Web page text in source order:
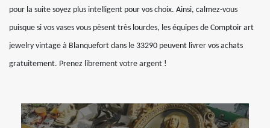
pour la suite soyez plus intelligent pour vos choix. Ainsi, calmez-vous
puisque si vos vases vous pèsent très lourdes, les équipes de Comptoir art
jewelry vintage à Blanquefort dans le 33290 peuvent livrer vos achats
gratuitement. Prenez librement votre argent !